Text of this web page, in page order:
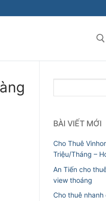
Tìm
kiếm
BÀI VIẾT MỚI
Cho Thuê
Triệu/Tháng –
An Tiến cho
view thoáng
Cho thuê